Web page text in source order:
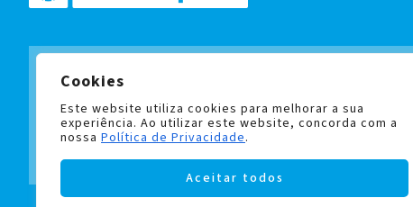
Cookies
Este website utiliza cookies para melhorar a sua
experiência. Ao utilizar este website, concorda com a
nossa Política de Privacidade.
Aceitar todos
Subscreva a nossa newsletter
e fique a par de todas as